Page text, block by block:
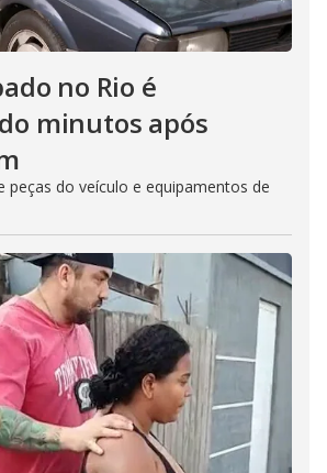
no Rio é
minutos após
peças do veículo e equipamentos de